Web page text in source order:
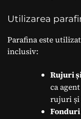
Utilizarea
Parafina este
inclusiv:
Rujuri
ca
rujuri și